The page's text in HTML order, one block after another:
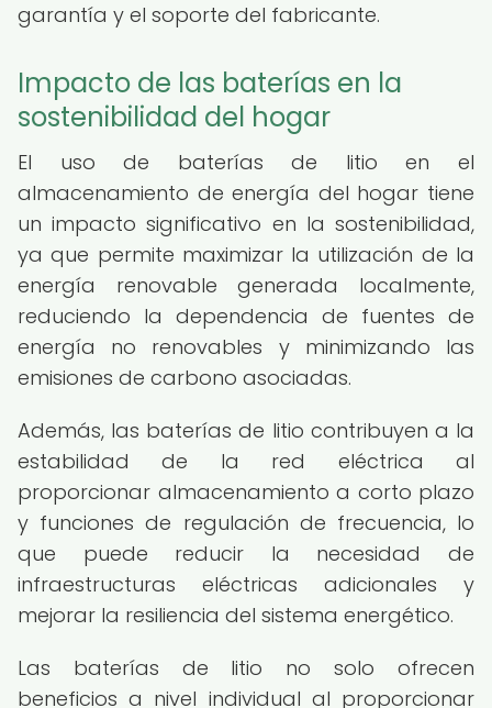
garantía y el soporte del fabricante.
Impacto de las baterías en la
sostenibilidad del hogar
El uso de baterías de litio en el
almacenamiento de energía del hogar tiene
un impacto significativo en la sostenibilidad,
ya que permite maximizar la utilización de la
energía renovable generada localmente,
reduciendo la dependencia de fuentes de
energía no renovables y minimizando las
emisiones de carbono asociadas.
Además, las baterías de litio contribuyen a la
estabilidad de la red eléctrica al
proporcionar almacenamiento a corto plazo
y funciones de regulación de frecuencia, lo
que puede reducir la necesidad de
infraestructuras eléctricas adicionales y
mejorar la resiliencia del sistema energético.
Las baterías de litio no solo ofrecen
beneficios a nivel individual al proporcionar